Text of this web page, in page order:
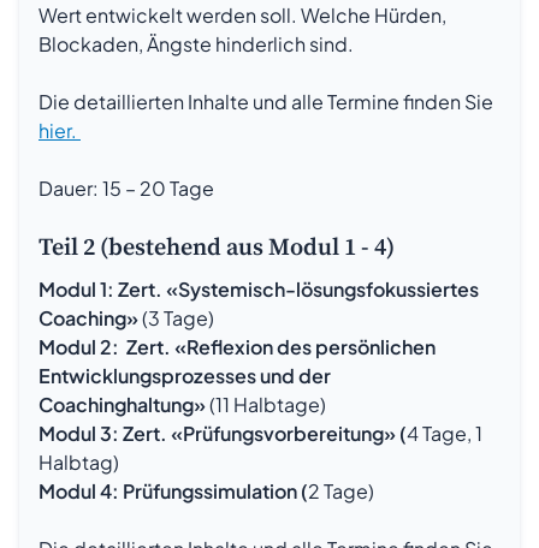
Wert entwickelt werden soll. Welche Hürden,
Blockaden, Ängste hinderlich sind.
Die detaillierten Inhalte und alle Termine finden Sie
hier.
Dauer: 15 – 20 Tage
Teil 2 (bestehend aus Modul 1 - 4)
Modul 1: Zert. «Systemisch-lösungsfokussiertes
Coaching»(3 Tage)
Modul 2: Zert. «Reflexion des persönlichen
Entwicklungsprozesses und der
Coachinghaltung»(11 Halbtage)
Modul 3: Zert. «Prüfungsvorbereitung» (4 Tage, 1
Halbtag)
Modul 4: Prüfungssimulation (2 Tage)